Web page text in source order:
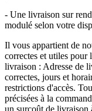
- Une livraison sur
modulé selon votre
Il vous appartient de
correctes et utiles pour
livraison : Adresse de
correctes, jours et
restrictions d'accès.
précisées à la
un surcoût de livraison